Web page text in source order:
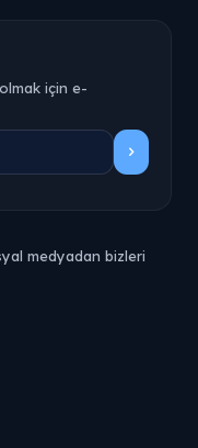
için e-
medyadan bizleri